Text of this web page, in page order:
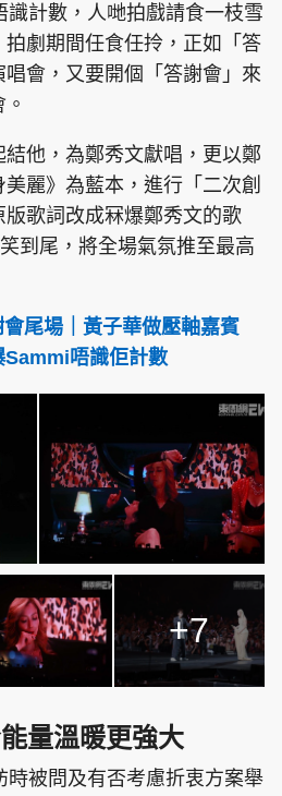
識計數，人哋拍戲請食一枝雪
劇期間任食任拎，正如「答
會，又要開個「答謝會」來
他，為鄭秀文獻唱，更以鄭
麗》為藍本，進行「二次創
歌詞改成冧爆鄭秀文的歌
到尾，將全場氣氛推至最高
尾場｜黃子華做壓軸嘉賓
Sammi唔識佢計數
+7
量溫暖更強大
時被問及有否考慮折衷方案舉